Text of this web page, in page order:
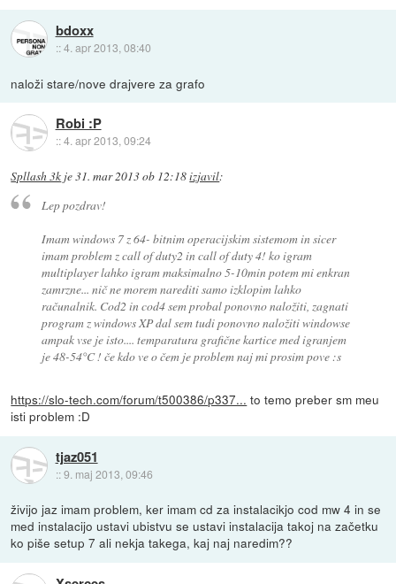
bdoxx
::4. apr 2013, 08:40
naloži stare/nove drajvere za grafo
Robi :P
::4. apr 2013, 09:24
Spllash 3k je31. mar 2013 ob 12:18izjavil:
Lep pozdrav!
Imam windows 7 z 64- bitnim operacijskim sistemom in sicer
imam problem z call of duty2 in call of duty 4! ko igram
multiplayer lahko igram maksimalno 5-10min potem mi enkran
zamrzne... nič ne morem narediti samo izklopim lahko
računalnik. Cod2 in cod4 sem probal ponovno naložiti, zagnati
program z windows XP dal sem tudi ponovno naložiti windowse
ampak vse je isto.... temparatura grafične kartice med igranjem
je 48-54°C ! če kdo ve o čem je problem naj mi prosim pove :s
https://slo-tech.com/forum/t500386/p337... to temo preber sm meu
isti problem :D
tjaz051
::9. maj 2013, 09:46
živijo jaz imam problem, ker imam cd za instalacikjo cod mw 4 in se
med instalacijo ustavi ubistvu se ustavi instalacija takoj na začetku
ko piše setup 7 ali nekja takega, kaj naj naredim??